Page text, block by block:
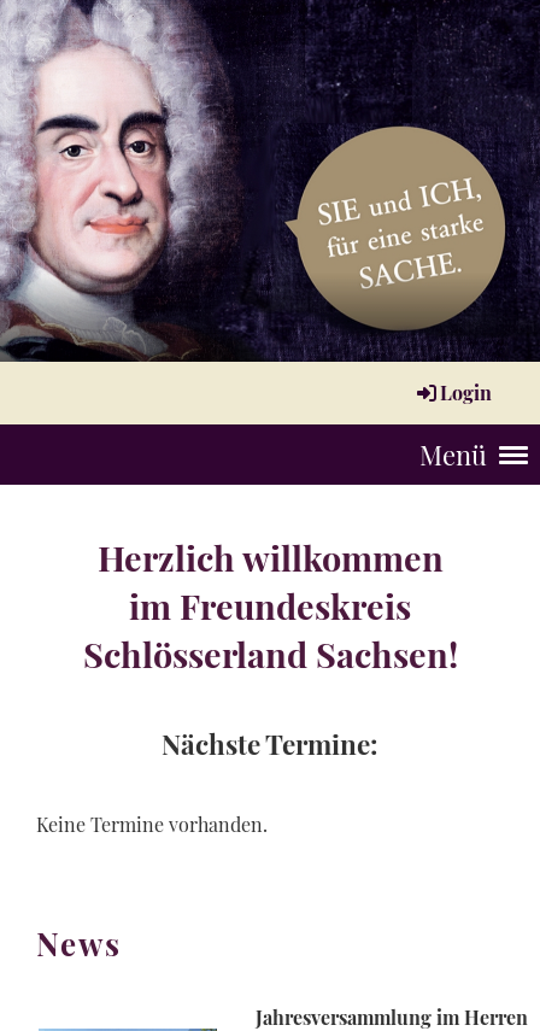
Login
Menü
Herzlich willkommen
im Freundeskreis
Schlösserland Sachsen!
Nächste Termine:
Keine Termine vorhanden.
News
Jahresversammlung im